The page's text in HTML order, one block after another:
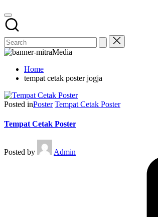
Home
tempat cetak poster jogja
Posted inPoster Tempat Cetak Poster
Tempat Cetak Poster
Posted by Admin